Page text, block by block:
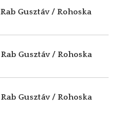
Rab Gusztáv / Rohoska
Rab Gusztáv / Rohoska
Rab Gusztáv / Rohoska